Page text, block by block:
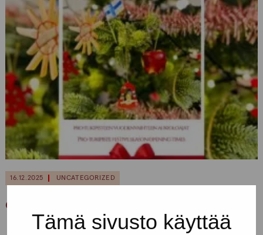
Tämä sivusto käyttää
16.12.2025 UNCATEGORIZED
Christmas and New Year opening hours 2025